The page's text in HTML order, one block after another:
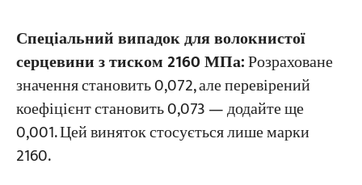
Спеціальний випадок для волокнистої
серцевини з тиском 2160 МПа:Розраховане
значення становить 0,072, але перевірений
коефіцієнт становить 0,073 — додайте ще
0,001. Цей виняток стосується лише марки
2160.